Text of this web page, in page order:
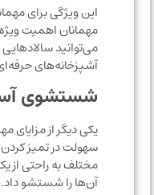
این ویژگی برای
مهمانان اهمیت ویژه‌ای
می‌توانید سالادهایی با
آشپزخانه‌های حرفه‌ای
شستشوی آسان
یکی دیگر از مزایای مهم
سهولت در تمیز کردن
مختلف به راحتی از
آن‌ها را شستشو داد.